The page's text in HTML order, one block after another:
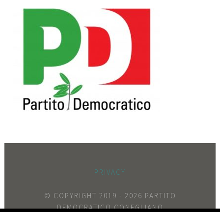
PRIVACY
© COPYRIGHT 2019 - 2026 PARTITO
DEMOCRATICO CONEGLIANO